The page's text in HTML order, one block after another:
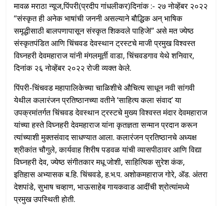
मावळ मराठा न्यूज,पिंपरी(प्रदीप गांधलीकर)दिनांक :- २७ नोव्हेंबर २०२२
“संस्कृत ही अनेक भाषांची जननी असल्याने बौद्धिक अन् भाषिक
समृद्धीसाठी बालपणापासून संस्कृत शिकवले पाहिजे!” असे मत ज्येष्ठ
संस्कृतपंडित आणि चिंचवड देवस्थान ट्रस्टचे माजी प्रमुख विश्वस्त
विघ्नहरी देवमहाराज यांनी मंगलमूर्ती वाडा, चिंचवडगाव येथे शनिवार,
दिनांक २६ नोव्हेंबर २०२२ रोजी व्यक्त केले.
पिंपरी-चिंचवड महापालिकेच्या चाळिशीचे औचित्य साधून नवी सांगवी
येथील कलारंजन प्रतिष्ठानच्या वतीने ‘साहित्य कला संवाद’ या
उपक्रमांतर्गत चिंचवड देवस्थान ट्रस्टचे मुख्य विश्वस्त मंदार देवमहाराज
यांच्या हस्ते विघ्नहरी देवमहाराज यांना कृतज्ञता सन्मान प्रदान करून
त्यांच्याशी मुक्तसंवाद साधण्यात आला. कलारंजन प्रतिष्ठानचे अध्यक्ष
श्रीकांत चौगुले, कार्यवाह शिरीष पडवळ यांची व्यासपीठावर आणि विद्या
विघ्नहरी देव, ज्येष्ठ संगीतकार मधू जोशी, साहित्यिक सुरेश कंक,
इतिहास अभ्यासक ब.हि. चिंचवडे, ह.भ.प. अशोकमहाराज गोरे, ॲड. अंतरा
देशपांडे, सुभाष चव्हाण, भाऊसाहेब गायकवाड आदींची श्रोत्यांमध्ये
प्रमुख उपस्थिती होती.